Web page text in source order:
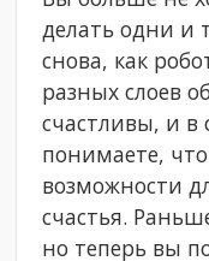
делать одни и
снова, как
разных слоев
счастливы, и в
понимаете,
возможности
счастья.
но теперь вы